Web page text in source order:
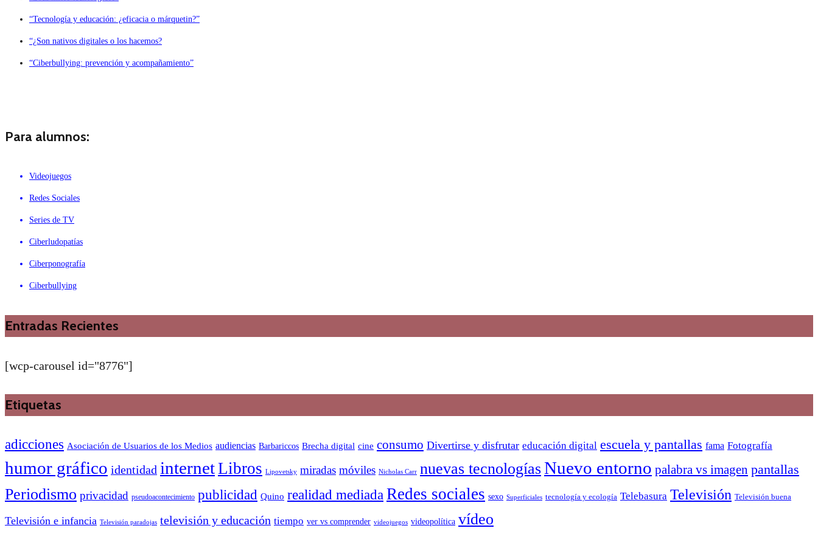
“Tecnología y educación: ¿eficacia o márquetin?”
“¿Son nativos digitales o los hacemos?
“Ciberbullying: prevención y acompañamiento”
Para alumnos:
Videojuegos
Redes Sociales
Series de TV
Ciberludopatías
Ciberponografía
Ciberbullying
Entradas Recientes
[wcp-carousel id="8776"]
Etiquetas
adicciones Asociación de Usuarios de los Medios audiencias Barbariccos Brecha digital cine consumo Divertirse y disfrutar educación digital escuela y pantallas fama Fotografía
humor gráfico identidad internetLibros Lipovetsky miradas móviles Nicholas Carr nuevas tecnologíasNuevo entorno palabra vs imagen pantallas
Periodismo privacidad pseudoacontecimiento publicidad Quino realidad mediada Redes sociales sexo Superficiales tecnología y ecología Telebasura Televisión Televisión buena
Televisión e infancia Televisión paradojas televisión y educación tiempo ver vs comprender videojuegos videopolítica vídeo